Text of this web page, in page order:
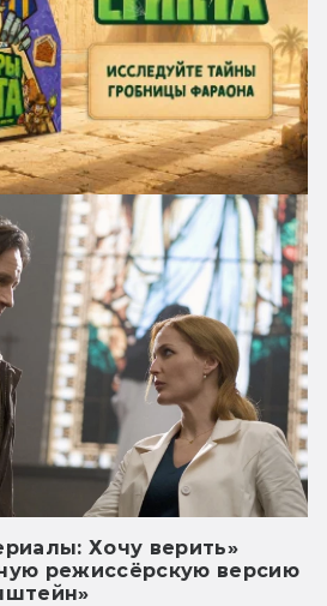
Хочу верить»
режиссёрскую версию